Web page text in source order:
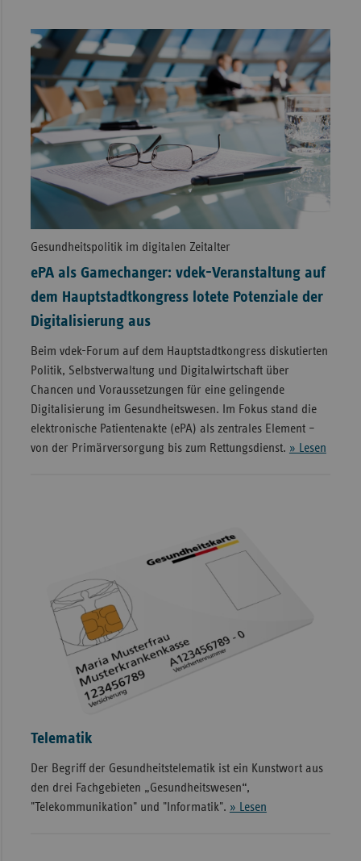
Gesundheitspolitik im digitalen Zeitalter
ePA als Gamechanger: vdek-Veranstaltung auf
dem Hauptstadtkongress lotete Potenziale der
Digitalisierung aus
Beim vdek-Forum auf dem Hauptstadtkongress diskutierten
Politik, Selbstverwaltung und Digitalwirtschaft über
Chancen und Voraussetzungen für eine gelingende
Digitalisierung im Gesundheitswesen. Im Fokus stand die
elektronische Patientenakte (ePA) als zentrales Element –
von der Primärversorgung bis zum Rettungsdienst. » Lesen
Telematik
Der Begriff der Gesundheitstelematik ist ein Kunstwort aus
den drei Fachgebieten „Gesundheitswesen“,
"Telekommunikation" und "Informatik". » Lesen